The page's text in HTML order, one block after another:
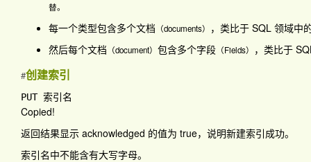
替。
每一个类型包含多个文档 （documents）
，类比于 SQL 领域中
然后每个文档 （document） 包含多个字段 （Fields） ，类比于
#创建索引
Copied!
返回结果显示 acknowledged 的值为 true，说明新建索引成功。
索引名中不能含有大写字母。